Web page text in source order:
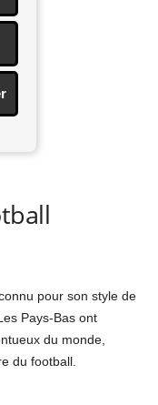
pour son style de
Pays-Bas ont
du monde,
du football.